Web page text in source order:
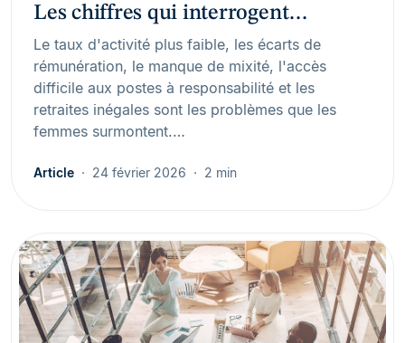
Les chiffres qui interrogent…
Le taux d'activité plus faible, les écarts de
rémunération, le manque de mixité, l'accès
difficile aux postes à responsabilité et les
retraites inégales sont les problèmes que les
femmes surmontent.…
Article 24 février 2026 2 min